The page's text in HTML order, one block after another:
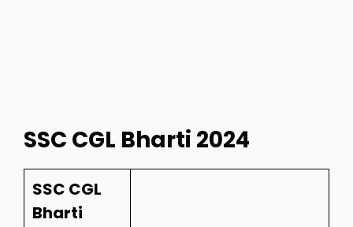
SSC CGL Bharti 2024
SSC CGL
Bharti